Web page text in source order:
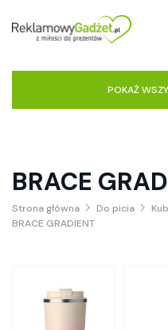
POKAŻ
BRACE
Strona główna Do picia
BRACE GRADIENT